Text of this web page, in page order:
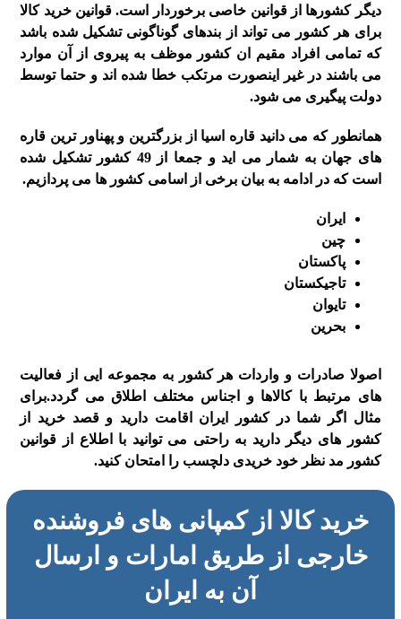
دیگر کشورها از قوانین خاصی برخوردار است. قوانین خرید کالا
برای هر کشور می تواند از بندهای گوناگونی تشکیل شده باشد
که تمامی افراد مقیم ان کشور موظف به پیروی از آن موارد
می باشند در غیر اینصورت مرتکب خطا شده اند و حتما توسط
دولت پیگیری می شود.
همانطور که می دانید قاره اسیا از بزرگترین و پهناور ترین قاره
های جهان به شمار می اید و جمعا از 49 کشور تشکیل شده
است که در ادامه به بیان برخی از اسامی کشور ها می پردازیم.
ایران
چین
پاکستان
تاجیکستان
تایوان
بحرین
اصولا صادرات و واردات هر کشور به مجموعه ایی از فعالیت
های مرتبط با کالاها و اجناس مختلف اطلاق می گردد.برای
مثال اگر شما در کشور ایران اقامت دارید و قصد خرید از
کشور های دیگر دارید به راحتی می توانید با اطلاع از قوانین
کشور مد نظر خود خریدی دلچسب را امتحان کنید.
خرید کالا از کمپانی های فروشنده
خارجی از طریق امارات و ارسال
آن به ایران